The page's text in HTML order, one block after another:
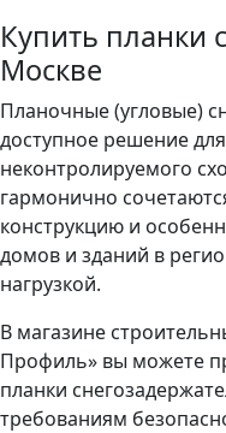
Купить планки
Москве
Планочные (угловые)
доступное решение
неконтролируемого
гармонично
конструкцию и
домов и зданий в
нагрузкой.
В магазине
Профиль» вы можете
планки
требованиям